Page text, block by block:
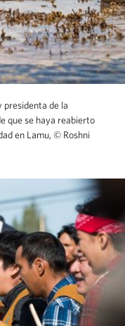
presidenta de la
que se haya reabierto
en Lamu, © Roshni